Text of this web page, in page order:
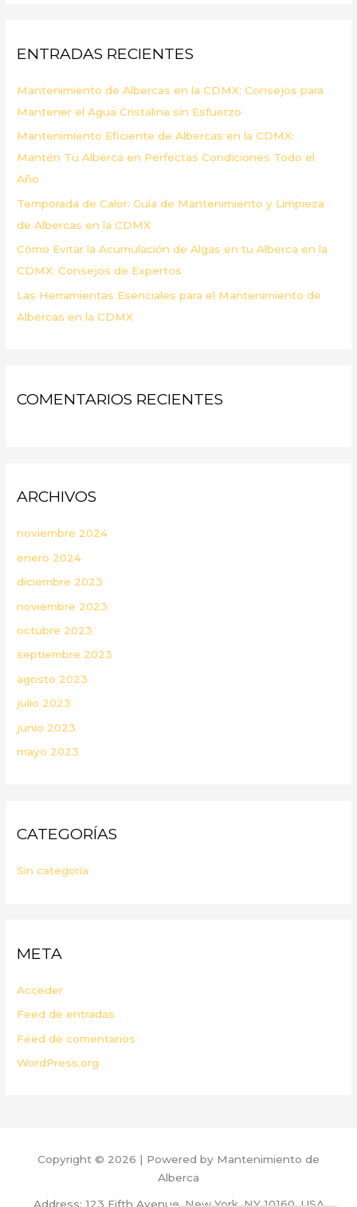
r
o
r
:
ENTRADAS RECIENTES
Mantenimiento de Albercas en la CDMX: Consejos para
Mantener el Agua Cristalina sin Esfuerzo
Mantenimiento Eficiente de Albercas en la CDMX:
Mantén Tu Alberca en Perfectas Condiciones Todo el
Año
Temporada de Calor: Guía de Mantenimiento y Limpieza
de Albercas en la CDMX
Cómo Evitar la Acumulación de Algas en tu Alberca en la
CDMX: Consejos de Expertos
Las Herramientas Esenciales para el Mantenimiento de
Albercas en la CDMX
COMENTARIOS RECIENTES
ARCHIVOS
noviembre 2024
enero 2024
diciembre 2023
noviembre 2023
octubre 2023
septiembre 2023
agosto 2023
julio 2023
junio 2023
mayo 2023
CATEGORÍAS
Sin categoría
META
Acceder
Feed de entradas
Feed de comentarios
WordPress.org
Copyright © 2026 | Powered by Mantenimiento de
Alberca
Address: 123 Fifth Avenue, New York, NY 10160, USA